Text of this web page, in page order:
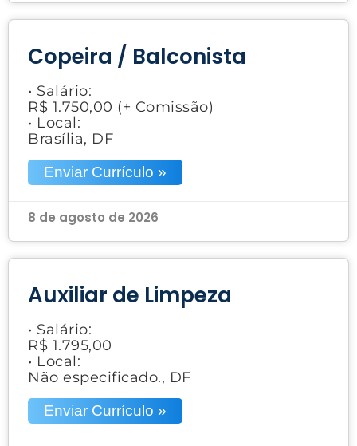
Copeira / Balconista
• Salário:
R$ 1.750,00 (+ Comissão)
• Local:
Brasília, DF
Enviar Currículo »
8 de agosto de 2026
Auxiliar de Limpeza
• Salário:
R$ 1.795,00
• Local:
Não especificado., DF
Enviar Currículo »